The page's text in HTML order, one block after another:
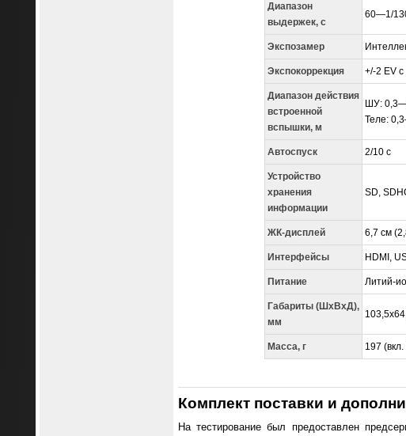
Диапазон
выдержек, с
60—1/
Экспозамер
Экспокоррекция +/-2 EV
Диапазон действия
встроенной
вспышки, м
ШУ:
Теле:
Автоспуск 2/10 с
Устройство
хранения
информации
SD,
ЖК-дисплей 6,7 см
Интерфейсы HDMI,
Питание Литий-
Габариты (ШхВхД),
мм
Масса, г 197
Комплект поставки и
На тестирование был предоставлен